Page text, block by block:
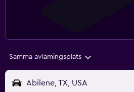
Samma avlämingsplats
Abilene, TX, USA